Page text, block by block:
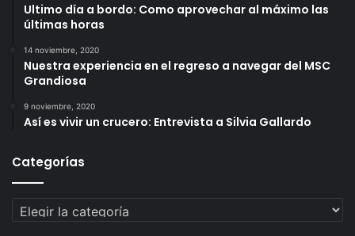
Ultimo día a bordo: Como aprovechar al máximo las
últimas horas
14 noviembre, 2020
Nuestra experiencia en el regreso a navegar del MSC
Grandiosa
9 noviembre, 2020
Así es vivir un crucero: Entrevista a Silvia Gallardo
Categorías
Categorías